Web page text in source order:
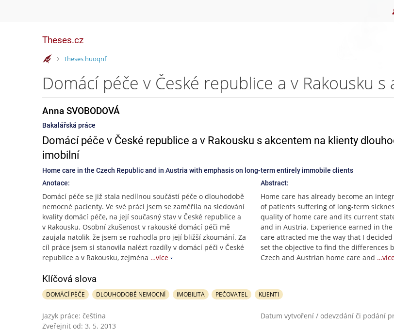
Theses.cz
>
Theses huoqnf
Anna SVOBODOVÁ
Bakalářská práce
Domácí péče v České republice a v Rakousku s akcentem na klienty
imobilní
Home care in the Czech Republic and in Austria with emphasis on long-term entirely immobile clients
Anotace:
Domácí péče se již stala nedílnou součástí péče o dlouhodobě
nemocné pacienty. Ve své práci jsem se zaměřila na sledování
kvality domácí péče, na její současný stav v České republice a
v Rakousku. Osobní zkušenost v rakouské domácí péči mě
zaujala natolik, že jsem se rozhodla pro její bližší zkoumání. Za
cíl práce jsem si stanovila nalézt rozdíly v domácí péči v České
republice a v Rakousku, zejména …více
Abstract:
Home care has already become an
of patients suffering of long-term
quality of home care and its current
and in Austria. Experience earned in
care attracted me the way that I
set the objective to find the differences
Czech and Austrian home care and
Klíčová slova
DOMÁCÍ PÉČE DLOUHODOBĚ NEMOCNÍ IMOBILITA PEČOVATEL KLIENTI
Jazyk práce: čeština
Datum vytvoření / odevzdání či podání
Zveřejnit od: 3. 5. 2013